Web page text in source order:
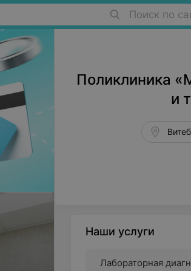
Поиск по
Поликлиники в Витебске
Поликлиника
и
Наши услуги
Лабораторная